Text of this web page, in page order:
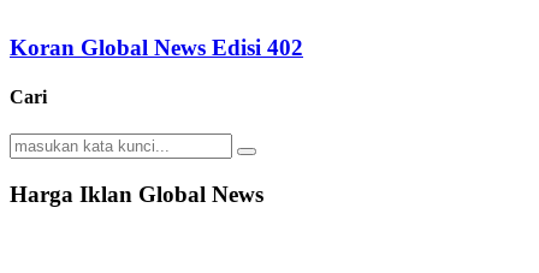
Koran Global News Edisi 402
Cari
Search
for:
Search
Harga Iklan Global News